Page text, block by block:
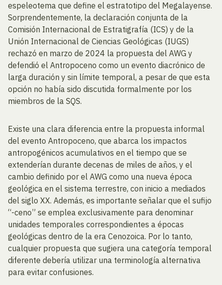
espeleotema que define el estratotipo del Megalayense.
Sorprendentemente, la declaración conjunta de la
Comisión Internacional de Estratigrafía (ICS) y de la
Unión Internacional de Ciencias Geológicas (IUGS)
rechazó en marzo de 2024 la propuesta del AWG y
defendió el Antropoceno como un evento diacrónico de
larga duración y sin límite temporal, a pesar de que esta
opción no había sido discutida formalmente por los
miembros de la SQS.
Existe una clara diferencia entre la propuesta informal
del evento Antropoceno, que abarca los impactos
antropogénicos acumulativos en el tiempo que se
extenderían durante decenas de miles de años, y el
cambio definido por el AWG como una nueva época
geológica en el sistema terrestre, con inicio a mediados
del siglo XX. Además, es importante señalar que el sufijo
“-ceno” se emplea exclusivamente para denominar
unidades temporales correspondientes a épocas
geológicas dentro de la era Cenozoica. Por lo tanto,
cualquier propuesta que sugiera una categoría temporal
diferente debería utilizar una terminología alternativa
para evitar confusiones.